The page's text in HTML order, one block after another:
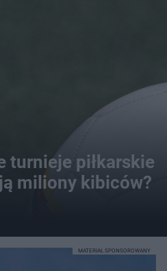
turnieje piłkarskie
miliony kibiców?
MATERIAŁ SPONSOROWANY